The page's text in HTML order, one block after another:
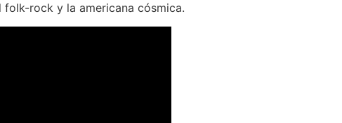
rock y la americana cósmica.